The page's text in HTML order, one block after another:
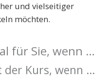
und vielseitiger
möchten.
für Sie, wenn …
der Kurs, wenn …